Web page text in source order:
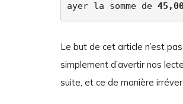
ayer la somme de
Le but de cet article n’est
simplement d’avertir nos
suite, et ce de manière